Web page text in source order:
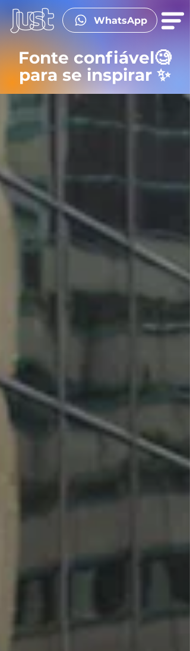
WhatsApp
Fonte confiável🧐
para se inspirar ✨